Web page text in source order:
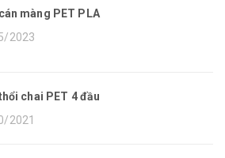
màng PET PLA
2023
chai PET 4 đầu
2021